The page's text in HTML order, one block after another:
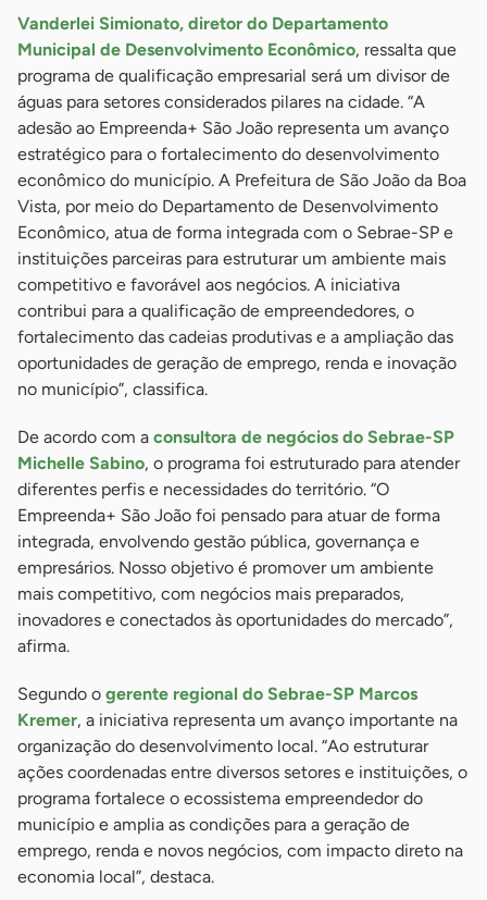
Vanderlei Simionato, diretor do Departamento
Municipal de Desenvolvimento Econômico, ressalta que
programa de qualificação empresarial será um divisor de
águas para setores considerados pilares na cidade. “A
adesão ao Empreenda+ São João representa um avanço
estratégico para o fortalecimento do desenvolvimento
econômico do município. A Prefeitura de São João da Boa
Vista, por meio do Departamento de Desenvolvimento
Econômico, atua de forma integrada com o Sebrae-SP e
instituições parceiras para estruturar um ambiente mais
competitivo e favorável aos negócios. A iniciativa
contribui para a qualificação de empreendedores, o
fortalecimento das cadeias produtivas e a ampliação das
oportunidades de geração de emprego, renda e inovação
no município”, classifica.
De acordo com a consultora de negócios do Sebrae-SP
Michelle Sabino, o programa foi estruturado para atender
diferentes perfis e necessidades do território. “O
Empreenda+ São João foi pensado para atuar de forma
integrada, envolvendo gestão pública, governança e
empresários. Nosso objetivo é promover um ambiente
mais competitivo, com negócios mais preparados,
inovadores e conectados às oportunidades do mercado”,
afirma.
Segundo o gerente regional do Sebrae-SP Marcos
Kremer, a iniciativa representa um avanço importante na
organização do desenvolvimento local. “Ao estruturar
ações coordenadas entre diversos setores e instituições, o
programa fortalece o ecossistema empreendedor do
município e amplia as condições para a geração de
emprego, renda e novos negócios, com impacto direto na
economia local”, destaca.